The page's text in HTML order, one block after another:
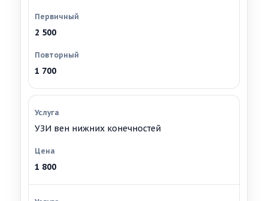
2 500
1 700
УЗИ вен нижних конечностей
1 800